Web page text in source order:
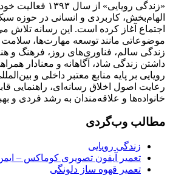
«زندگی رویایی» از
الهام‌بخش، کاربردی و انسانی در حوزه
اجتماع آغاز کرده است. این رسانه تلاش
موضوعاتی مانند توسعه مهارت‌ها،
زندگی سالم، فناوری‌های روز، فرهنگ و
داشتن زندگی شاد، آگاهانه و معنادار
رویایی بر پایه منابع معتبر داخلی و
رعایت اصول اخلاق رسانه‌ای، راهنمایی
خانواده‌ها و علاقه‌مندان به رشد فردی و
مطالب وب‌گردی
زندگی رویایی
تعمیر آیفون تصویری کوماکس –
تعمیر قهوه ساز دلونگی